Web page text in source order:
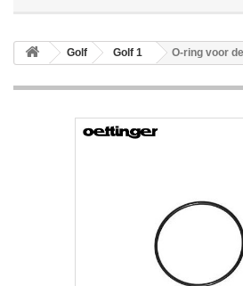
Golf Golf 1 O-ring voor